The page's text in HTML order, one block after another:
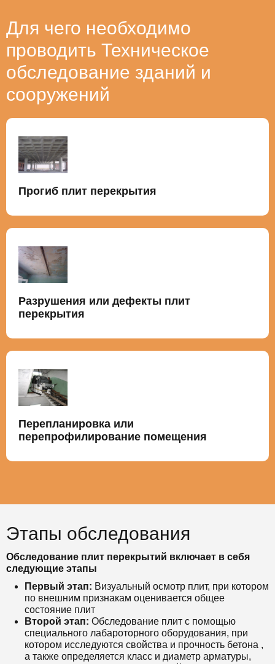
Для чего необходимо
проводить Техническое
обследование зданий и
сооружений
Прогиб плит перекрытия
Разрушения или дефекты плит
перекрытия
Перепланировка или
перепрофилирование помещения
Этапы обследования
Обследование плит перекрытий включает в себя
следующие этапы
Первый этап: Визуальный осмотр плит, при котором
по внешним признакам оценивается общее
состояние плит
Второй этап: Обследование плит с помощью
специального лабароторного оборудования, при
котором исследуются свойства и прочность бетона ,
а также определяется класс и диаметр арматуры,